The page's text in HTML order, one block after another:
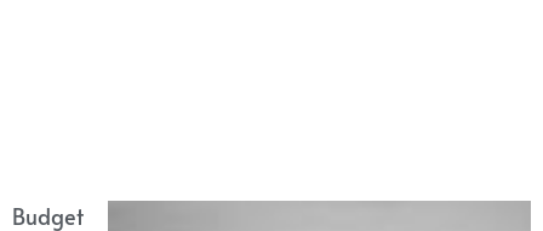
Budget